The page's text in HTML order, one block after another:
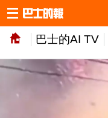
巴士的AI TV